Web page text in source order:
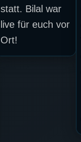
statt. Bilal war
live für euch vor
Ort!